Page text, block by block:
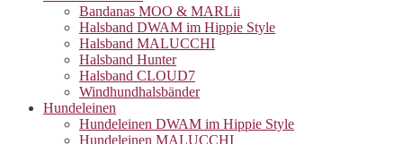
Bandanas MOO & MARLii
Halsband DWAM im Hippie Style
Halsband MALUCCHI
Halsband Hunter
Halsband CLOUD7
Windhundhalsbänder
Hundeleinen
Hundeleinen DWAM im Hippie Style
Hundeleinen MALUCCHI